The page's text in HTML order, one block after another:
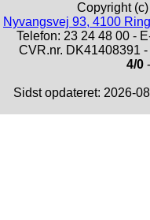
Copyright
Nyvangsvej 93, 4100
Telefon: 23 24 48 00 -
CVR.nr. DK41408391
4/0
Sidst opdateret: 2026-